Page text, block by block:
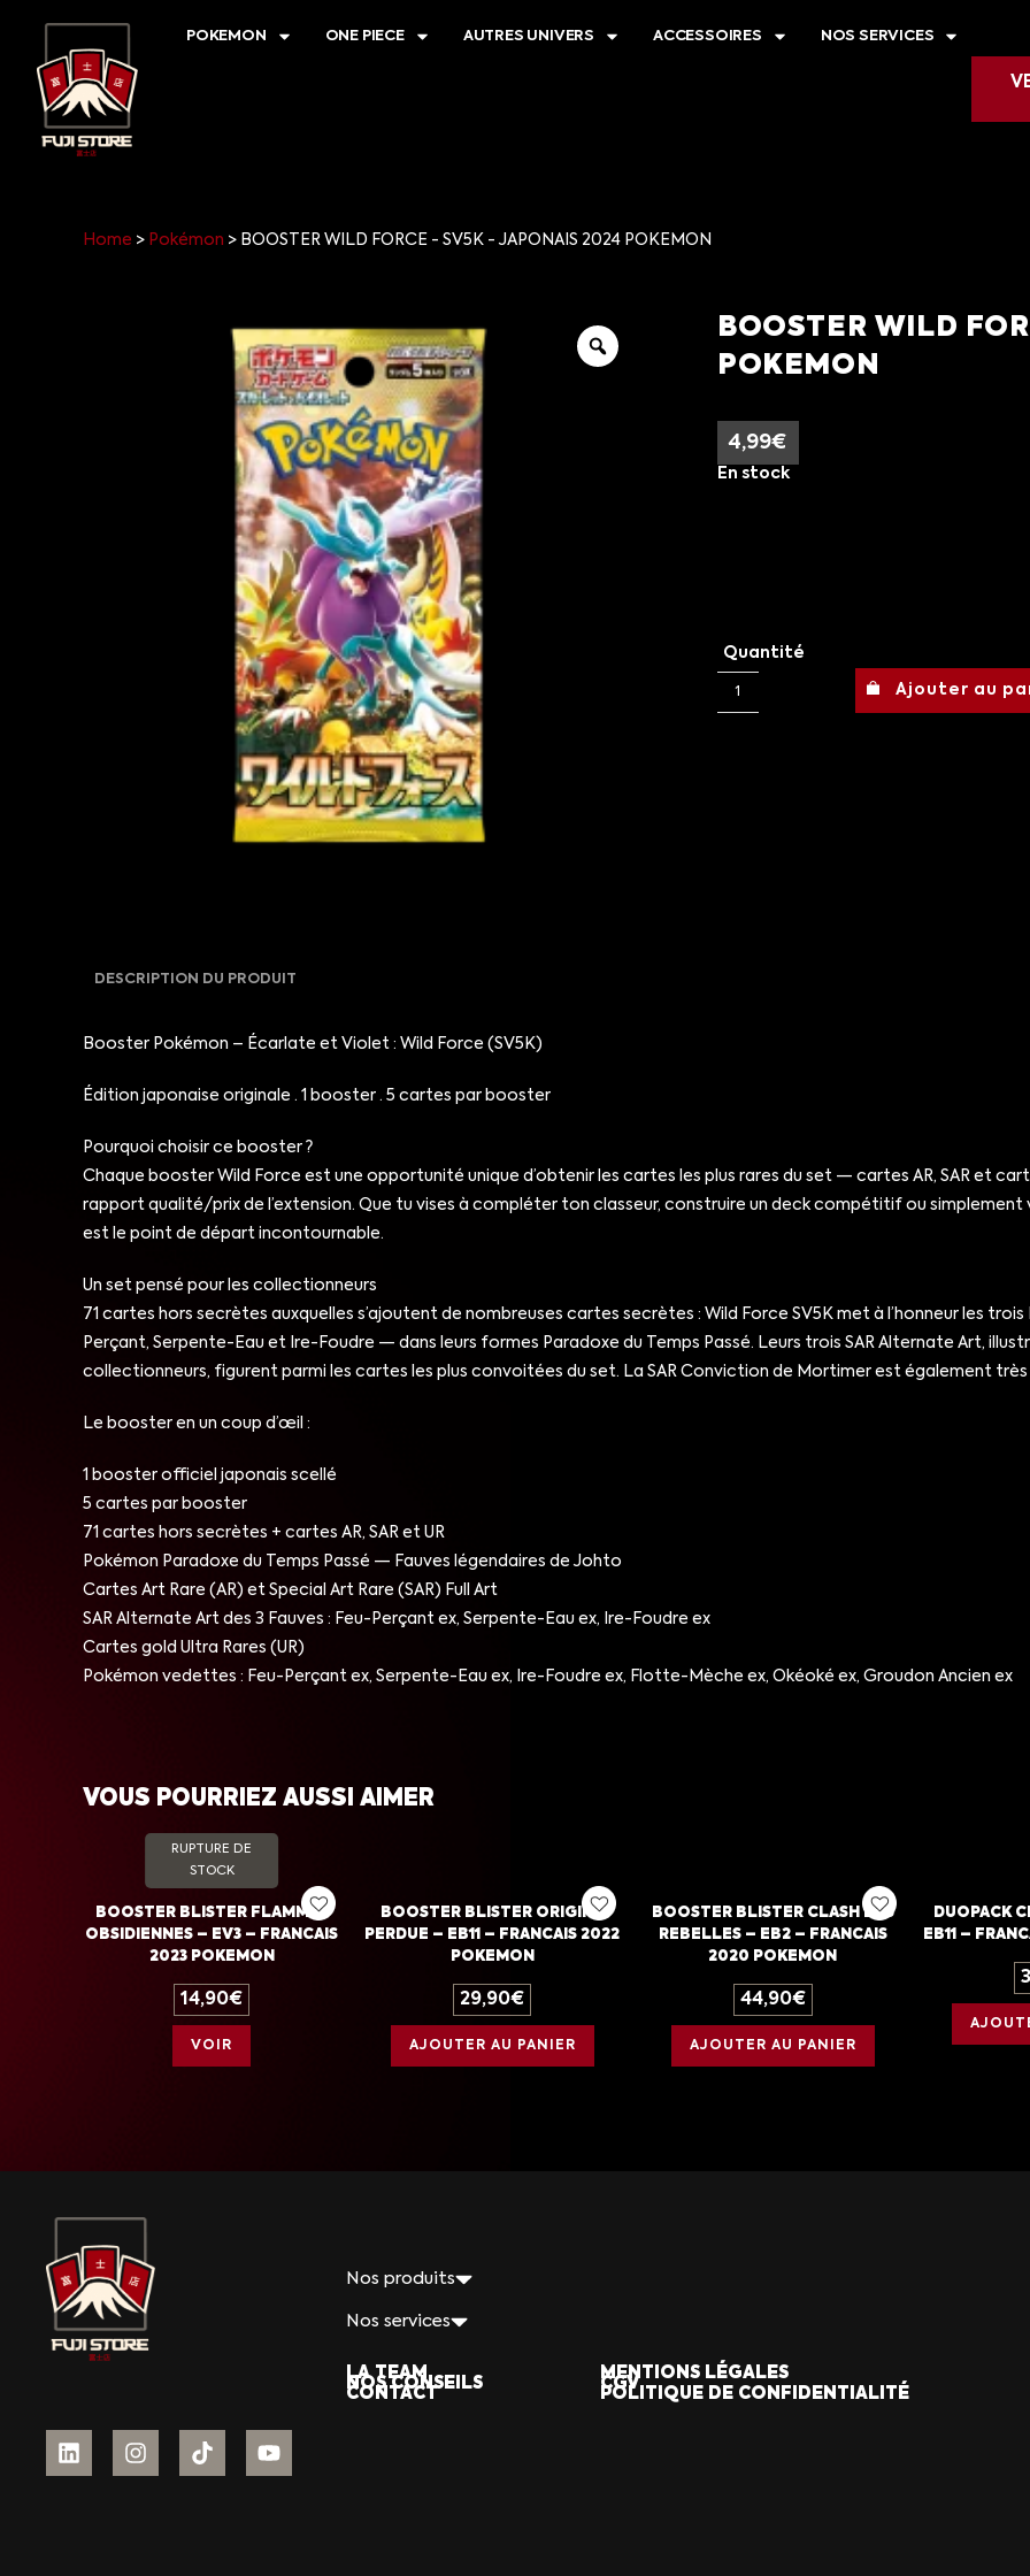
POKEMON ONE PIECE AUTRES UNIVERS ACCESSOIRES NOS SERVICES
Home > Pokémon > BOOSTER WILD FORCE - SV5K - JAPONAIS 2024 POKEMON
BOOSTER WILD
POKEMON
4,99€
En stock
Quantité
Ajouter au
DESCRIPTION DU PRODUIT
Booster Pokémon – Écarlate et Violet : Wild Force (SV5K)
Édition japonaise originale · 1 booster · 5 cartes par booster
Pourquoi choisir ce booster ?
Chaque booster Wild Force est une opportunité unique d’obtenir les cartes les plus rares du set — cartes AR, SAR et
rapport qualité/prix de l’extension. Que tu vises à compléter ton classeur, construire un deck compétitif ou simplement
est le point de départ incontournable.
Un set pensé pour les collectionneurs
71 cartes hors secrètes auxquelles s’ajoutent de nombreuses cartes secrètes : Wild Force SV5K met à l’honneur les
Perçant, Serpente-Eau et Ire-Foudre — dans leurs formes Paradoxe du Temps Passé. Leurs trois SAR Alternate Art,
collectionneurs, figurent parmi les cartes les plus convoitées du set. La SAR Conviction de Mortimer est également
Le booster en un coup d’œil :
1 booster officiel japonais scellé
5 cartes par booster
71 cartes hors secrètes + cartes AR, SAR et UR
Pokémon Paradoxe du Temps Passé — Fauves légendaires de Johto
Cartes Art Rare (AR) et Special Art Rare (SAR) Full Art
SAR Alternate Art des 3 Fauves : Feu-Perçant ex, Serpente-Eau ex, Ire-Foudre ex
Cartes gold Ultra Rares (UR)
Pokémon vedettes : Feu-Perçant ex, Serpente-Eau ex, Ire-Foudre ex, Flotte-Mèche ex, Okéoké ex, Groudon Ancien ex
VOUS POURRIEZ AUSSI AIMER
RUPTURE DE
STOCK
BOOSTER BLISTER FLAMMES
OBSIDIENNES – EV3 – FRANCAIS
2023 POKEMON
14,90€
VOIR
BOOSTER BLISTER ORIGINE
PERDUE – EB11 – FRANCAIS 2022
POKEMON
29,90€
AJOUTER AU PANIER
BOOSTER BLISTER CLASH DES
REBELLES – EB2 – FRANCAIS
2020 POKEMON
44,90€
AJOUTER AU PANIER
DUOPACK
EB11 –
Nos produits
Nos services
LA TEAM
NOS CONSEILS
CONTACT
MENTIONS LÉGALES
CGV
POLITIQUE DE CONFIDENTIALITÉ